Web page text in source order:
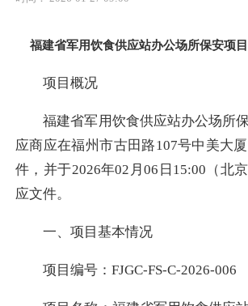
福建省军用饮食供应站办公场所保安项
项目概况
福建省军用饮食供应站办公场所
应商应在福州市古田路107号中美大
件，并于2026年02月06日15:00（北
应文件。
一、项目基本情况
项目编号：FJGC-FS-C-2026-006